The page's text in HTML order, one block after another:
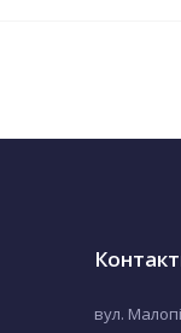
вул.